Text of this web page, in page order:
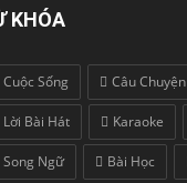
KHÓA
Cuộc Sống Câu Chuyện
Lời Bài Hát Karaoke
Song Ngữ Bài Học